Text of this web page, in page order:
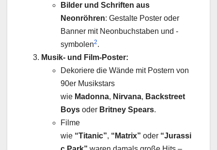
Bilder und Schriften aus
Neonröhren: Gestalte Poster oder
Banner mit Neonbuchstaben und -
symbolen2.
Musik- und Film-Poster:
Dekoriere die Wände mit Postern von
90er Musikstars
wie Madonna, Nirvana, Backstreet
Boys oder Britney Spears.
Filme
wie “Titanic”, “Matrix” oder “Jurassi